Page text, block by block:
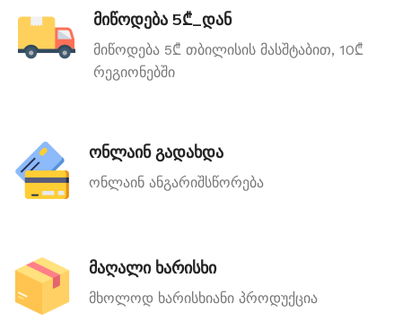
მიწოდება 5₾_დან
მიწოდება 5₾ თბილისის მასშტაბით, 10₾
რეგიონებში
ონლაინ გადახდა
ონლაინ ანგარიშსწორება
მაღალი ხარისხი
მხოლოდ ხარისხიანი პროდუქცია